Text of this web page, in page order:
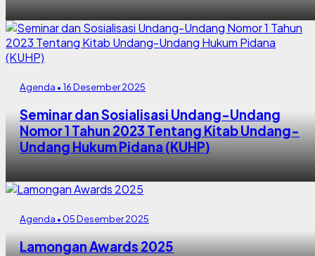
Agenda • 16 Desember 2025
Seminar dan Sosialisasi Undang-Undang
Nomor 1 Tahun 2023 Tentang Kitab Undang-
Undang Hukum Pidana (KUHP)
Agenda • 05 Desember 2025
Lamongan Awards 2025